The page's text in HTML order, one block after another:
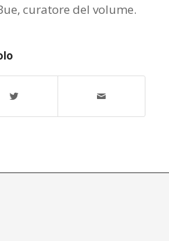
curatore del volume.